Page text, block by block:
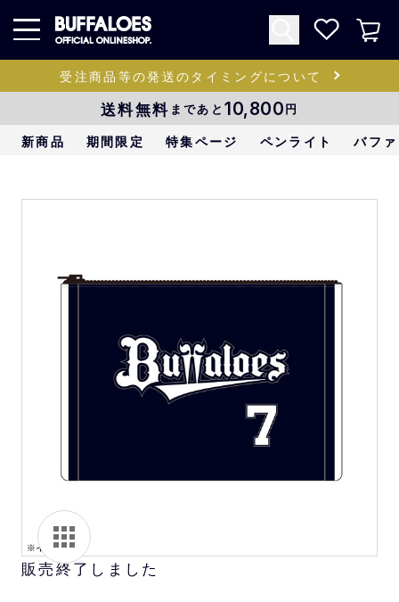
受注商品等の発送のタイミングについて
送料無料 まであと 10,800円
新商品 期間限定 特集ページ ペンライト バフ
販売終了しました